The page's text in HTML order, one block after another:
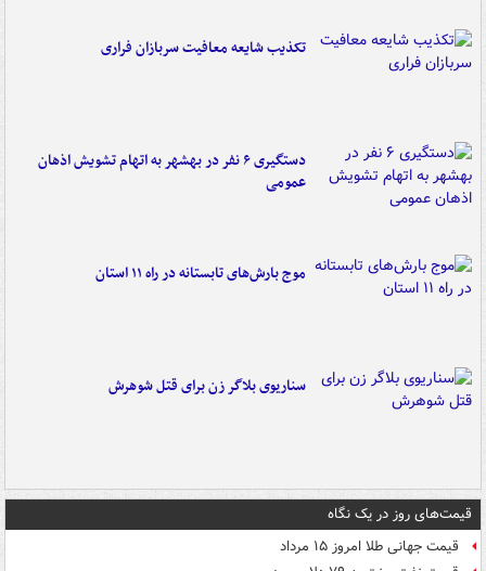
تکذیب شایعه معافیت سربازان فراری
دستگیری ۶ نفر در بهشهر به اتهام تشویش اذهان
عمومی
موج بارش‌های تابستانه در راه ۱۱ استان
سناریوی بلاگر زن برای قتل شوهرش
قیمت‌های روز در یک نگاه
قیمت جهانی طلا امروز ۱۵ مرداد